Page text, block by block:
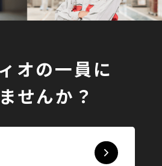
オの一員に
せんか？